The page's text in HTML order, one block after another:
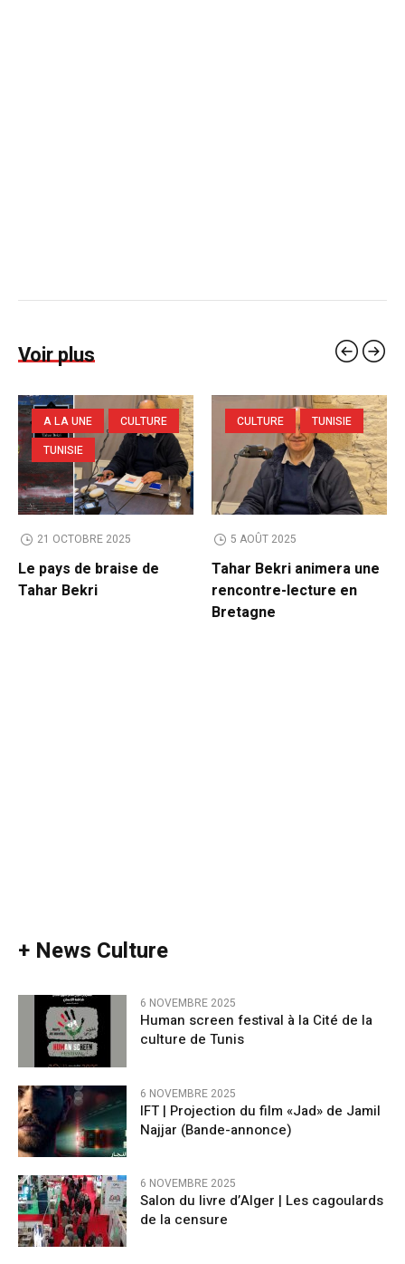
Voir plus
A LA UNE
CULTURE
TUNISIE
21 OCTOBRE 2025
Le pays de braise de
Tahar Bekri
CULTURE TUNISIE
5 AOÛT 2025
Tahar Bekri animera une
rencontre-lecture en
Bretagne
+ News Culture
6 NOVEMBRE 2025
Human screen festival à la Cité de la
culture de Tunis
6 NOVEMBRE 2025
IFT | Projection du film «Jad» de Jamil
Najjar (Bande-annonce)
6 NOVEMBRE 2025
Salon du livre d’Alger | Les cagoulards
de la censure